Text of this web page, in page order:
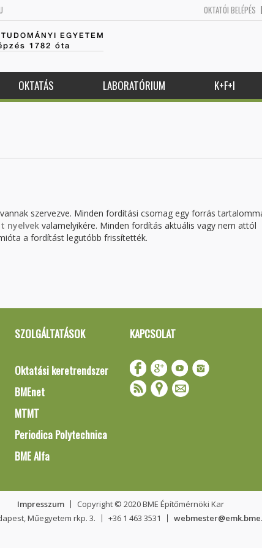
OKTATÓI BELÉPÉS
EGYETEM
1782 óta
OKTATÁS LABORATÓRIUM K+F+I
szervezve. Minden fordítási csomag egy forrás
nyelvek valamelyikére. Minden fordítás aktuális vagy nem attól
a fordítást legutóbb frissítették.
SZOLGÁLTATÁSOK
Oktatási keretrendszer
BMEnet
MTMT
Periodica Polytechnica
BME Alfa
KAPCSOLAT
Impresszum
Copyright © 2020 BME Építőmérnöki Kar
Műegyetem rkp. 3.
+36 1 463 3531